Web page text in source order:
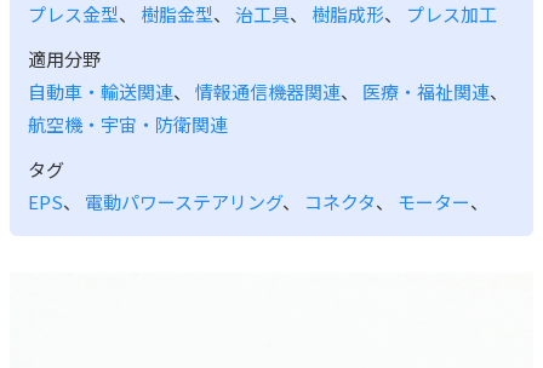
プレス金型、 樹脂金型、 治工具、 樹脂成形、 プレス加工
適用分野
自動車・輸送関連、 情報通信機器関連、 医療・福祉関連、
航空機・宇宙・防衛関連
タグ
EPS、 電動パワーステアリング、 コネクタ、 モーター、